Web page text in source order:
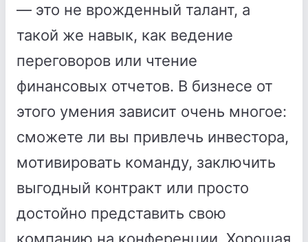
— это не врожденный талант, а
такой же навык, как ведение
переговоров или чтение
финансовых отчетов. В бизнесе от
этого умения зависит очень многое:
сможете ли вы привлечь инвестора,
мотивировать команду, заключить
выгодный контракт или просто
достойно представить свою